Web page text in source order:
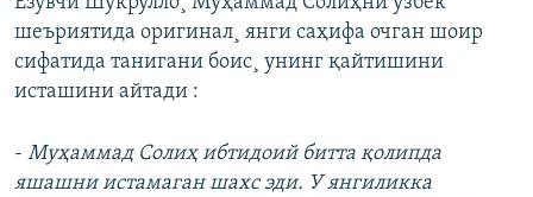
шеъриятида оригинал¸ янги саҳифа очган шоир
сифатида танигани боис¸ унинг қайтишини
исташини айтади :
- Муҳаммад Солиҳ ибтидоий битта қолипда
яшашни истамаган шахс эди. У янгиликка